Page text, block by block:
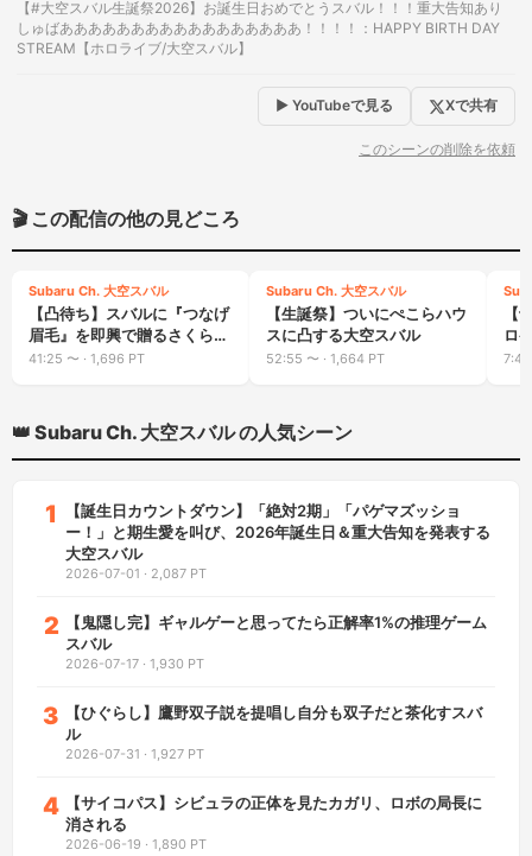
【#大空スバル生誕祭2026】お誕生日おめでとうスバル！！！重大告知あり
しゅばあああああああああああああああああ！！！！：HAPPY BIRTH DAY
STREAM【ホロライブ/大空スバル】
▶ YouTubeで見る Xで共有
このシーンの削除を依頼
🎬 この配信の他の見どころ
Subaru Ch. 大空スバル
【凸待ち】スバルに『つなげ
眉毛』を即興で贈るさくらみ
こ
41:25 〜 · 1,696 PT
Subaru Ch. 大空スバル
【生誕祭】ついにぺこらハウ
スに凸する大空スバル
52:55 〜 · 1,664 PT
【
ロ
7:45
👑 Subaru Ch. 大空スバル の人気シーン
1
【誕生日カウントダウン】「絶対2期」「パゲマズッショ
ー！」と期生愛を叫び、2026年誕生日＆重大告知を発表する
大空スバル
2026-07-01 · 2,087 PT
2
【鬼隠し完】ギャルゲーと思ってたら正解率1%の推理ゲーム
スバル
2026-07-17 · 1,930 PT
3
【ひぐらし】鷹野双子説を提唱し自分も双子だと茶化すスバ
ル
2026-07-31 · 1,927 PT
4
【サイコパス】シビュラの正体を見たカガリ、ロボの局長に
消される
2026-06-19 · 1,890 PT